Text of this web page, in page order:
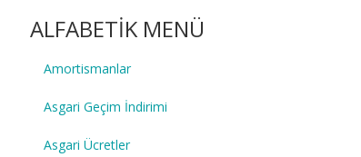
ALFABETİK MENÜ
Amortismanlar
Asgari Geçim İndirimi
Asgari Ücretler